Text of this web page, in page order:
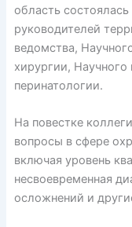
область
руководителей
ведомства,
хирургии, Научного
перинатологии.
На повестке
вопросы в сфере
включая уровень
несвоевременная
осложнений и